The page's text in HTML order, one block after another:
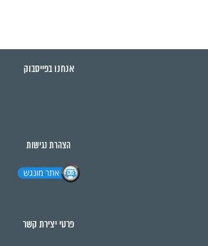
אנחנו בפייסבוק
הצהרת נגישות
פרטי יצירת קשר